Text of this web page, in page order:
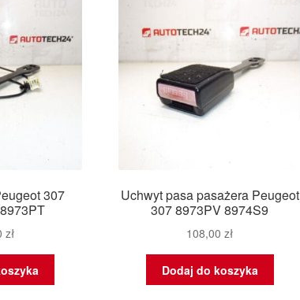
307
zł
Uchwyt pasa pasażera Peugeot
307 8973PV 8974S9
108,00zł
Dodaj do koszyka